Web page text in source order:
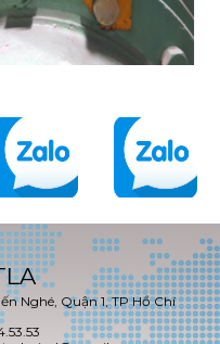
Nghé, Quận 1, TP Hồ Chí